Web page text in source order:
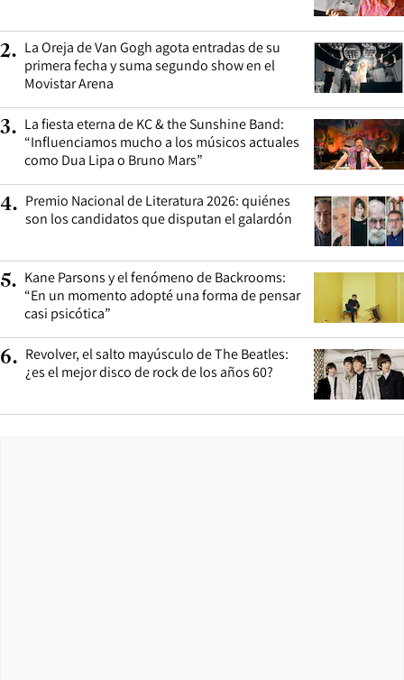
2. La Oreja de Van Gogh agota entradas de su
primera fecha y suma segundo show en el
Movistar Arena
3. La fiesta eterna de KC & the Sunshine Band:
“Influenciamos mucho a los músicos actuales
como Dua Lipa o Bruno Mars”
4. Premio Nacional de Literatura 2026: quiénes
son los candidatos que disputan el galardón
5. Kane Parsons y el fenómeno de Backrooms:
“En un momento adopté una forma de pensar
casi psicótica”
6. Revolver, el salto mayúsculo de The Beatles:
¿es el mejor disco de rock de los años 60?